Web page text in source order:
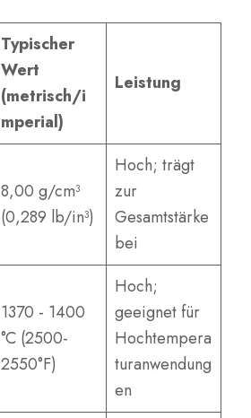
Typischer
Wert
(metrisch/i
mperial)
Leistung
8,00 g/cm³
(0,289 lb/in³)
Hoch; trägt
zur
Gesamtstärke
bei
1370 - 1400
°C (2500-
2550°F)
Hoch;
geeignet für
Hochtempera
turanwendung
en